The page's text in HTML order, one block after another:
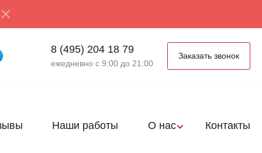
8 (495) 204 18 79
ежедневно с 9:00 до 21:00
Заказать звонок
Наши работы О нас Контакты